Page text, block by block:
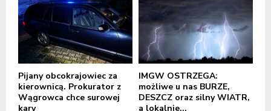
Pijany obcokrajowiec za
kierownicą. Prokurator z
Wągrowca chce surowej
kary
IMGW OSTRZEGA:
możliwe u nas BURZE,
DESZCZ oraz silny WIATR,
a lokalnie...